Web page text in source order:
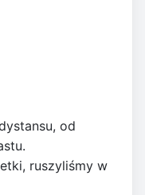
od
ruszyliśmy w